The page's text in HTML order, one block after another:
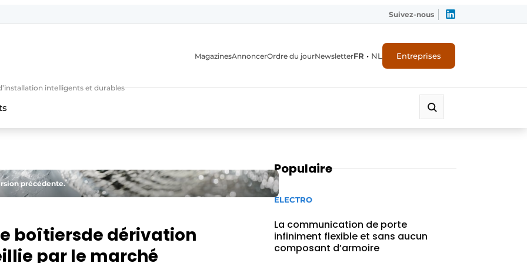
Suivez-nous
intelligents et durables
MagazinesAnnoncerOrdre du jourNewsletterFR • NL Entreprises
précédente.
boîtiersde dérivation
par le marché
Populaire
ELECTRO
La communication de porte
infiniment flexible et sans aucun
composant d’armoire